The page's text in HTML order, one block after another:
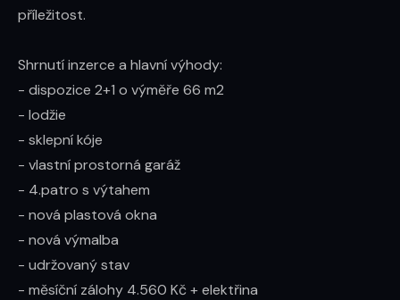
příležitost.
Shrnutí inzerce a hlavní výhody:
- dispozice 2+1 o výměře 66 m2
- lodžie
- sklepní kóje
- vlastní prostorná garáž
- 4.patro s výtahem
- nová plastová okna
- nová výmalba
- udržovaný stav
- měsíční zálohy 4.560 Kč + elektřina